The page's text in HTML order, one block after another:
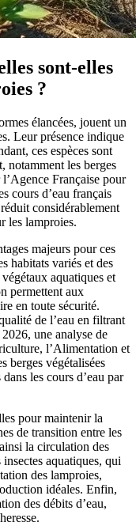
sont-elles
?
élancées, jouent un
Leur présence indique
ces espèces sont
notamment les berges
Française pour
cours d’eau français
considérablement
les lamproies.
majeurs pour ces
habitats variés et des
aquatiques et
permettent aux
en toute sécurité.
de l’eau en filtrant
une analyse de
l’Alimentation et
berges végétalisées
les cours d’eau par
pour maintenir la
de transition entre les
la circulation des
aquatiques, qui
des lamproies,
idéales. Enfin,
des débits d’eau,